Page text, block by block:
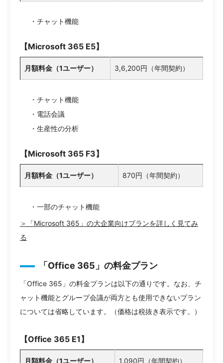
・チャット機能
【Microsoft 365 E5】
月額料金（1ユーザー） 3,6,200円（年間契約）
・チャット機能
・電話会議
・生産性の分析
【Microsoft 365 F3】
月額料金（1ユーザー） 870円（年間契約）
・一部のチャット機能
＞「Microsoft 365」の大企業向けプランを詳しく見てみ
る
「Office 365」の料金プラン
「Office 365」の料金プランは以下の通りです。なお、チ
ャット機能とグループ会議が両方とも使用できないプラン
については省略しています。（価格は税抜き表示です。）
【Office 365 E1】
月額料金（1ユーザー） 1,090円（年間契約）